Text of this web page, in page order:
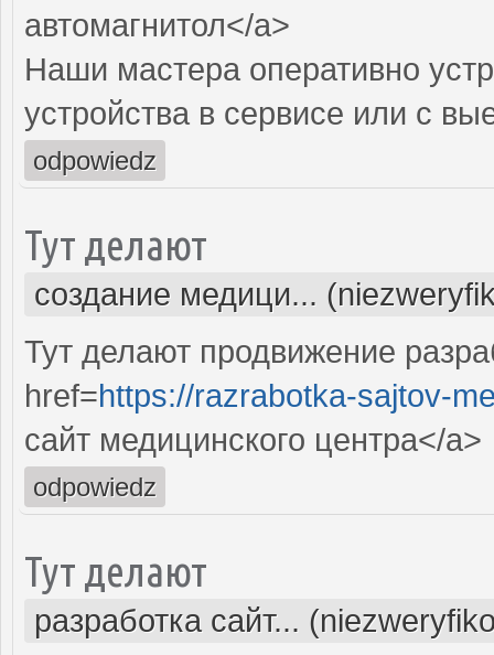
автомагнитол</a>
Наши мастера оперативно
устройства в сервисе или с
odpowiedz
Тут делают
создание медици...
Тут делают продвижение
href=https://razrabotka-sajtov-
сайт медицинского центра</a>
odpowiedz
Тут делают
разработка сайт...